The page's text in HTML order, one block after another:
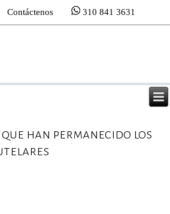
Contáctenos 310 841 3631
han permanecido los